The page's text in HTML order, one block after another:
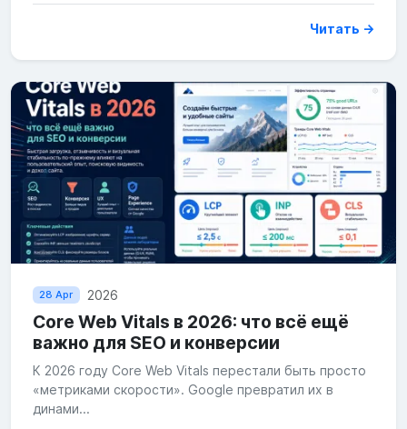
Читать →
28 Apr 2026
Core Web Vitals в 2026: что всё ещё
важно для SEO и конверсии
К 2026 году Core Web Vitals перестали быть просто
«метриками скорости». Google превратил их в
динами...